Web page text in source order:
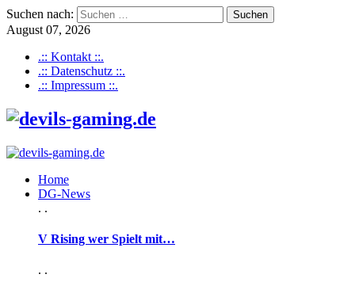
Suchen nach:
August 07, 2026
.:: Kontakt ::.
.:: Datenschutz ::.
.:: Impressum ::.
Home
DG-News
. .
V Rising wer Spielt mit…
. .